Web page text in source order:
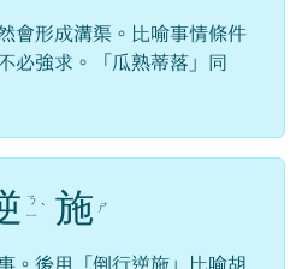
會形成溝渠。比喻事情條件
必強求。「瓜熟蒂落」同
ㄋ
ㄧ ˋ 施 ㄕ
。後用「倒行逆施」比喻胡